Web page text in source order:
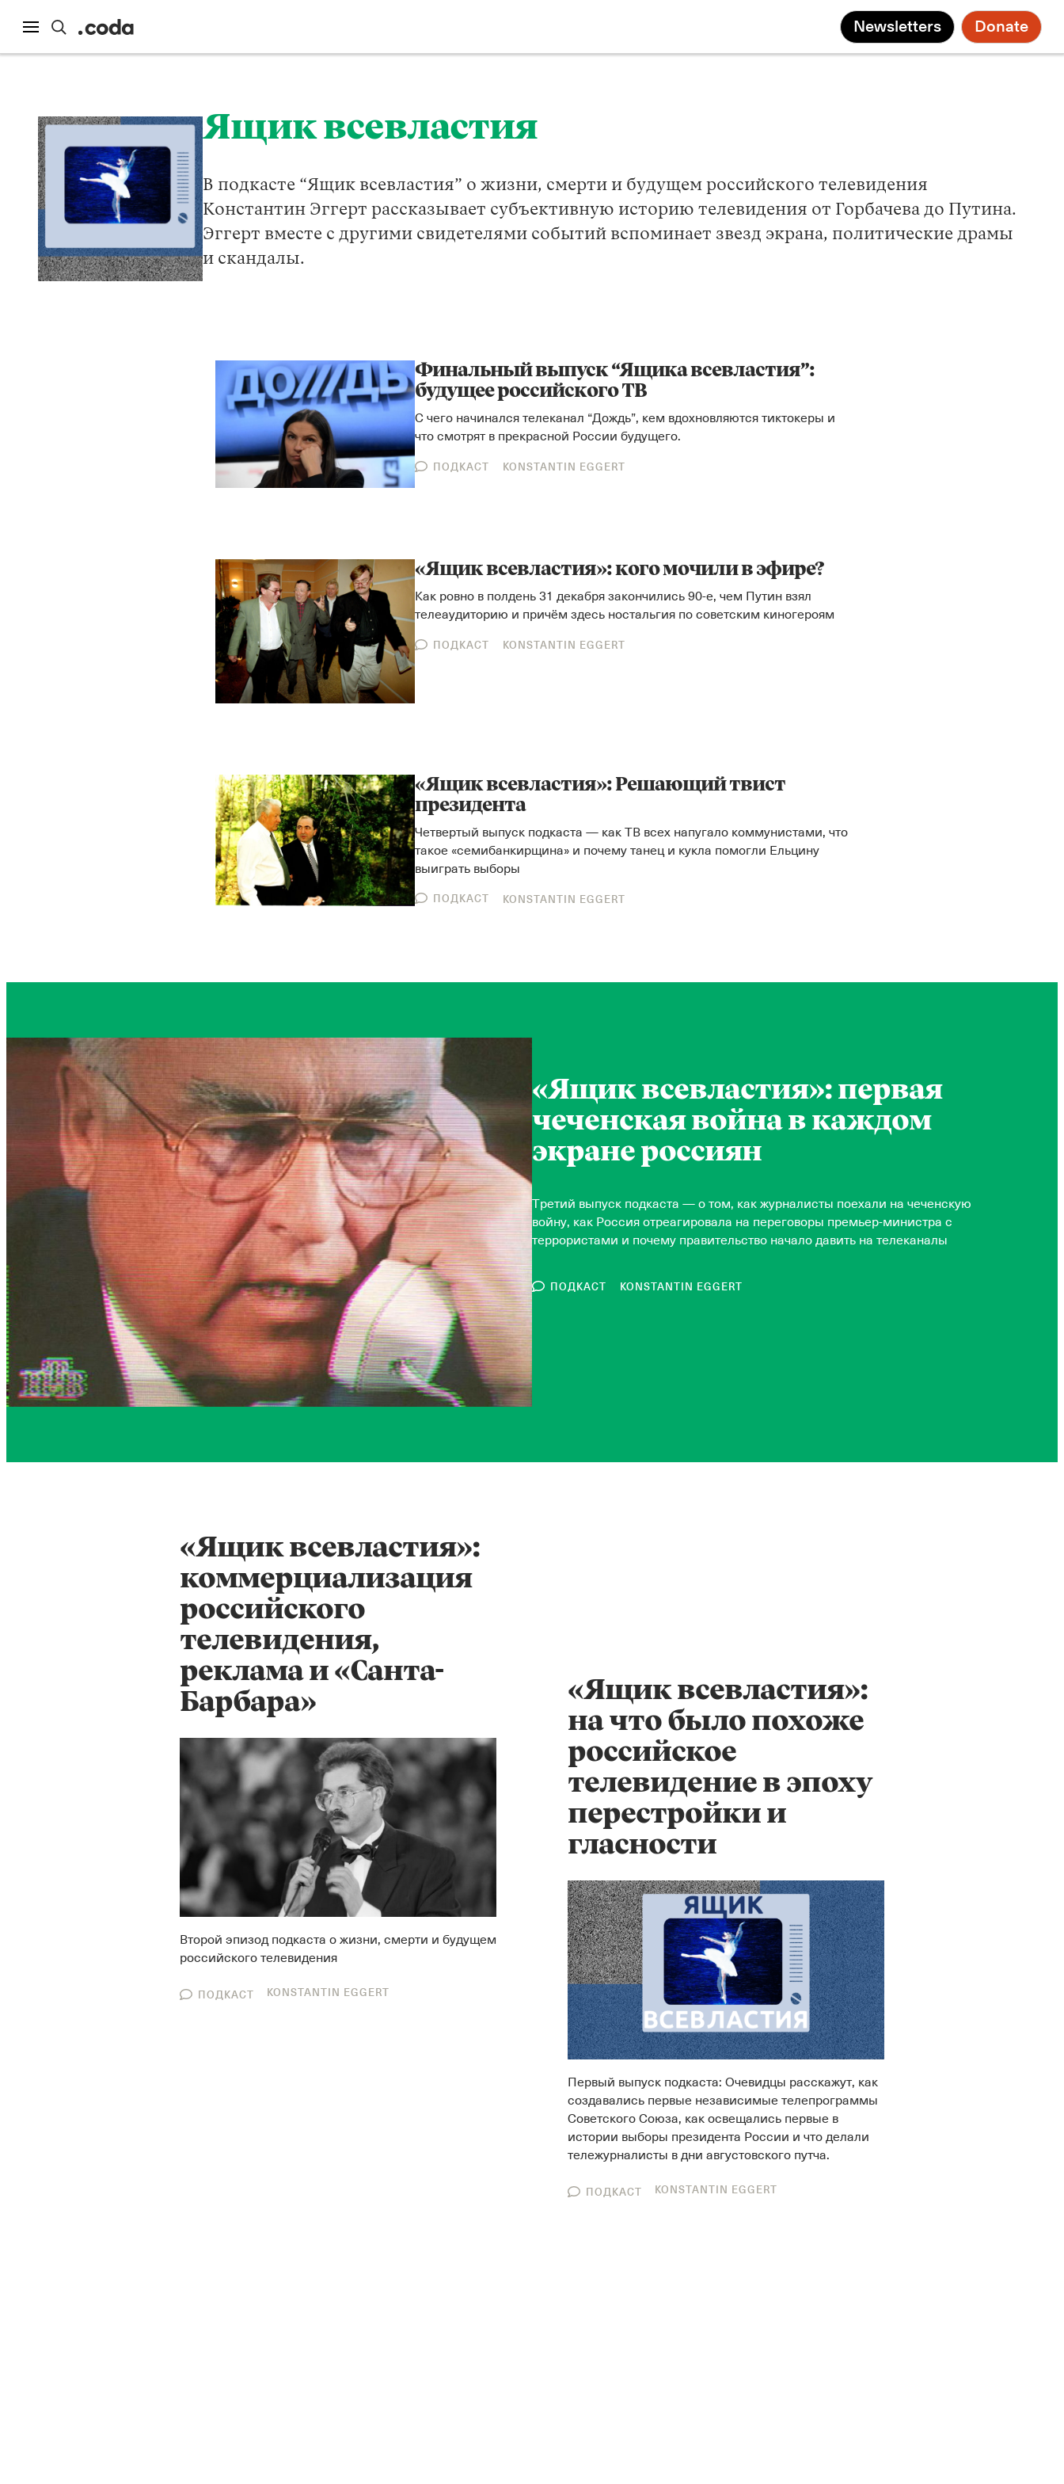
Newsletters Donate
Ящик всевластия
В подкасте “Ящик всевластия” о жизни, смерти и будущем российского телевидения
Константин Эггерт рассказывает субъективную историю телевидения от Горбачева до Путина.
Эггерт вместе с другими свидетелями событий вспоминает звезд экрана, политические драмы
и скандалы.
Финальный выпуск “Ящика всевластия”:
будущее российского ТВ
С чего начинался телеканал “Дождь”, кем вдохновляются тиктокеры и
что смотрят в прекрасной России будущего.
ПОДКАСТ KONSTANTIN EGGERT
«Ящик всевластия»: кого мочили в эфире?
Как ровно в полдень 31 декабря закончились 90-е, чем Путин взял
телеаудиторию и причём здесь ностальгия по советским киногероям
ПОДКАСТ KONSTANTIN EGGERT
«Ящик всевластия»: Решающий твист
президента
Четвертый выпуск подкаста — как ТВ всех напугало коммунистами, что
такое «семибанкирщина» и почему танец и кукла помогли Ельцину
выиграть выборы
ПОДКАСТ KONSTANTIN EGGERT
«Ящик всевластия»: первая
чеченская война в каждом
экране россиян
Третий выпуск подкаста — о том, как журналисты поехали на чеченскую
войну, как Россия отреагировала на переговоры премьер-министра с
террористами и почему правительство начало давить на телеканалы
ПОДКАСТ KONSTANTIN EGGERT
«Ящик всевластия»:
коммерциализация
российского
телевидения,
реклама и «Санта-
Барбара»
Второй эпизод подкаста о жизни, смерти и будущем
российского телевидения
ПОДКАСТ KONSTANTIN EGGERT
«Ящик всевластия»:
на что было похоже
российское
телевидение в эпоху
перестройки и
гласности
Первый выпуск подкаста: Очевидцы расскажут, как
создавались первые независимые телепрограммы
Советского Союза, как освещались первые в
истории выборы президента России и что делали
тележурналисты в дни августовского путча.
ПОДКАСТ KONSTANTIN EGGERT